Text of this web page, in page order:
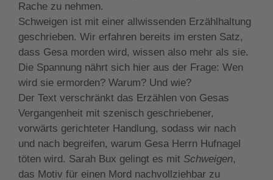
Rache zu nehmen.
Schweigen ist mit einer allwissenden Erzählhaltung
geschrieben. Wir erfahren bereits im ersten Satz,
dass Gesa morden wird, wissen also mehr als sie.
Die Spannung nährt sich hier aus der Frage: Wen
wird sie ermorden? Warum? Und wie?
Der Text verschränkt das Erzählen von Gesas
Vergangenheit mit szenisch geschriebener,
vorwärts gerichteter Handlung, sodass wir nach
und nach begreifen, warum Gesa Herrn Hufnagel
töten wird. Sarah Bux gelingt es mit Schweigen,
das Motiv für einen Mord nachvollziehbar zu